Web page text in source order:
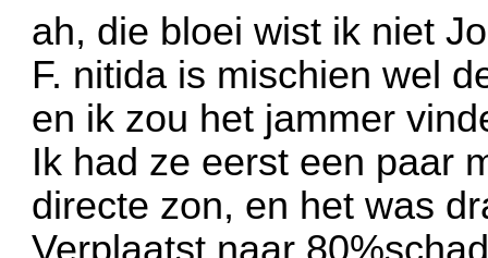
ah, die bloei wist ik niet
F. nitida is mischien wel
en ik zou het jammer
Ik had ze eerst een paar
directe zon, en het was
Verplaatst naar